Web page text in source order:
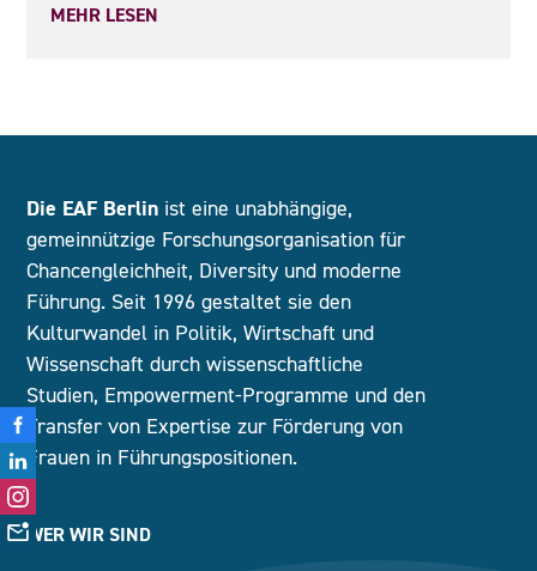
MEHR LESEN
Die EAF Berlin ist eine unabhängige,
gemeinnützige Forschungsorganisation für
Chancengleichheit, Diversity und moderne
Führung. Seit 1996 gestaltet sie den
Kulturwandel in Politik, Wirtschaft und
Wissenschaft durch wissenschaftliche
Studien, Empowerment-Programme und den
Transfer von Expertise zur Förderung von
Frauen in Führungspositionen.
WER WIR SIND